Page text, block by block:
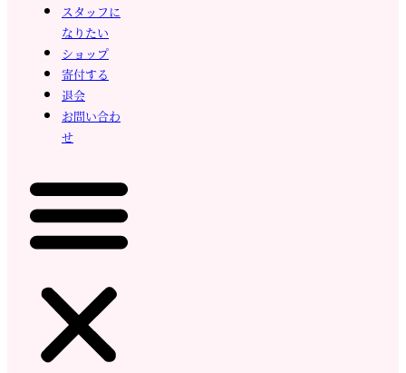
スタッフに
なりたい
ショップ
寄付する
退会
お問い合わ
せ